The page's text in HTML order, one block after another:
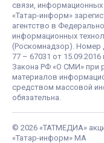
связи,
«Татар-информ»
агентство в
информационных
(Роскомнадзор).
77 – 67031 от
Закона РФ «О СМИ» при
материалов
средством массовой
обязательна.
© 2026 «ТАТМЕДИА»
«Татар-информ» МА